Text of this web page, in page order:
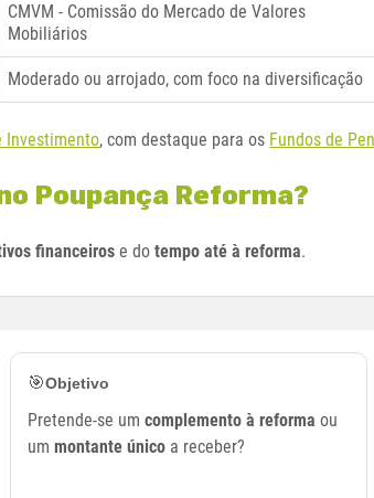
CMVM - Comissão do Mercado de Valores
Mobiliários
Moderado ou arrojado, com foco na diversificação
Investimento, com destaque para os Fundos de
Poupança Reforma?
financeiros e dotempo até à reforma.
🎯Objetivo
Pretende-se um complemento à reforma ou
um montante únicoa receber?